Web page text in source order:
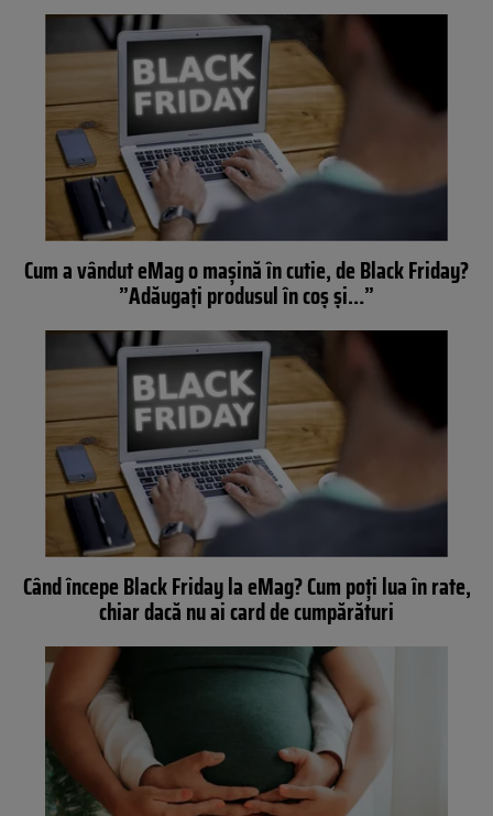
Cum a vândut eMag o mașină în cutie, de Black Friday?
”Adăugați produsul în coș și…”
Când începe Black Friday la eMag? Cum poți lua în rate,
chiar dacă nu ai card de cumpărături